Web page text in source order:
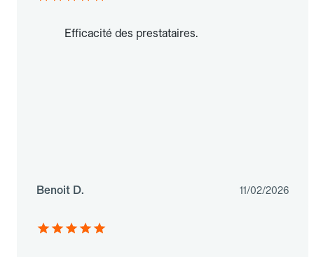
Efficacité des prestataires.
Benoit D. 11/02/2026